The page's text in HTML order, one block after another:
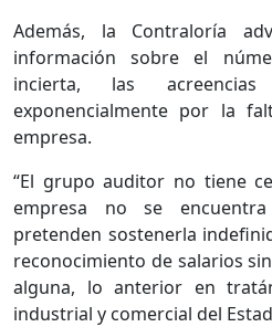
Además, la Contraloría
información sobre el
incierta, las acreencias
exponencialmente por la
empresa.
“El grupo auditor no tiene
empresa no se
pretenden sostenerla
reconocimiento de salarios
alguna, lo anterior en
industrial y comercial del